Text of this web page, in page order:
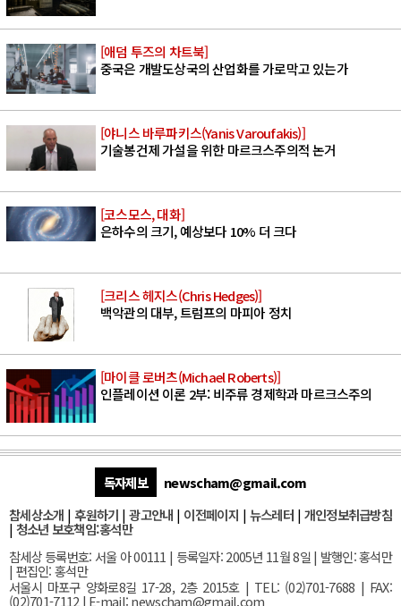
[애덤 투즈의 차트북]
중국은 개발도상국의 산업화를 가로막고 있는가
[야니스 바루파키스(Yanis Varoufakis)]
기술봉건제 가설을 위한 마르크스주의적 논거
[코스모스, 대화]
은하수의 크기, 예상보다 10% 더 크다
[크리스 헤지스(Chris Hedges)]
백악관의 대부, 트럼프의 마피아 정치
[마이클 로버츠(Michael Roberts)]
인플레이션 이론 2부: 비주류 경제학과 마르크스주의
독자제보
newscham@gmail.com
참세상소개 | 후원하기 |광고안내 | 이전페이지 | 뉴스레터| 개인정보취급방침
| 청소년 보호책임:홍석만
참세상 등록번호: 서울 아 00111 | 등록일자: 2005년 11월 8일 | 발행인: 홍석만
| 편집인: 홍석만
서울시 마포구 양화로8길 17-28, 2층 2015호| TEL: (02)701-7688 | FAX:
(02)701-7112 | E-mail:newscham@gmail.com